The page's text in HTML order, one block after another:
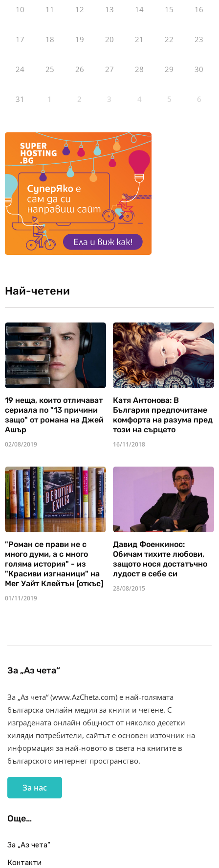
10 11 12 13 14 15 16
17 18 19 20 21 22 23
24 25 26 27 28 29 30
31 1 2 3 4 5 6
Най-четени
19 неща, които отличават
сериала по "13 причини
защо" от романа на Джей
Ашър
02/08/2019
Катя Антонова: В
България предпочитаме
комфорта на разума пред
този на сърцето
16/11/2018
"Роман се прави не с
много думи, а с много
голяма история" - из
"Красиви изгнаници" на
Мег Уайт Клейтън [откъс]
01/11/2019
Давид Фоенкинос:
Обичам тихите любови,
защото нося достатъчно
лудост в себе си
28/08/2015
За „Аз чета“
За „Аз чета“ (www.AzCheta.com) е най-голямата
българска онлайн медия за книги и четене. С
изградената онлайн общност от няколко десетки
хиляди потребители, сайтът е основен източник на
информация за най-новото в света на книгите в
българското интернет пространство.
За нас
Още…
За „Аз чета“
Контакти